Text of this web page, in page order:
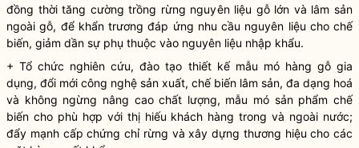
đồng thời tăng cường trồng rừng nguyên liệu gỗ lớn và lâm sản
ngoài gỗ, để khẩn trương đáp ứng nhu cầu nguyên liệu cho chế
biến, giảm dần sự phụ thuộc vào nguyên liệu nhập khẩu.
+ Tổ chức nghiên cứu, đào tạo thiết kế mẫu mó hàng gỗ gia
dụng, đổi mới công nghệ sản xuất, chế biến lâm sản, đa dạng hoá
và không ngừng nâng cao chất lượng, mẫu mó sản phẩm chế
biến cho phù hợp với thị hiếu khách hàng trong và ngoài nước;
đẩy mạnh cấp chứng chỉ rừng và xây dựng thương hiệu cho các